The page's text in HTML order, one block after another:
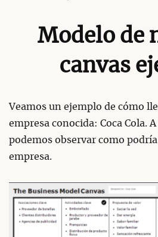
Modelo de
canvas
Veamos un ejemplo de cómo
empresa conocida: Coca Cola.
podemos observar como
empresa.